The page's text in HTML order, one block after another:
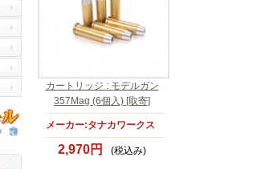
カートリッジ : モデルガン
357Mag (6個入) [取寄]
メーカー:タナカワークス
2,970円 (税込み)